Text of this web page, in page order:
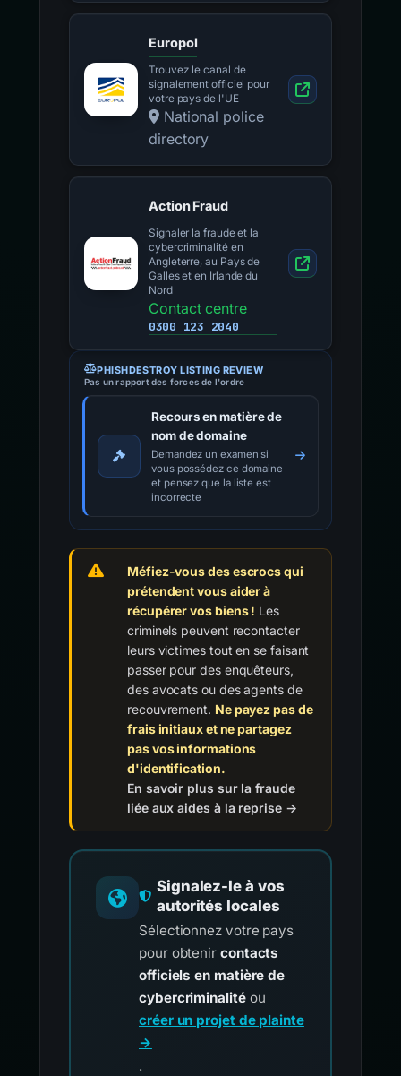
Europol
Trouvez le canal de
signalement officiel pour
votre pays de l'UE
National police
directory
Action Fraud
Signaler la fraude et la
cybercriminalité en
Angleterre, au Pays de
Galles et en Irlande du
Nord
Contact centre
0300 123 2040
PHISHDESTROY LISTING REVIEW
Pas un rapport des forces de l'ordre
Recours en matière de
nom de domaine
Demandez un examen si
vous possédez ce domaine
et pensez que la liste est
incorrecte
Méfiez-vous des escrocs qui
prétendent vous aider à
récupérer vos biens ! Les
criminels peuvent recontacter
leurs victimes tout en se faisant
passer pour des enquêteurs,
des avocats ou des agents de
recouvrement. Ne payez pas de
frais initiaux et ne partagez
pas vos informations
d'identification.
En savoir plus sur la fraude
liée aux aides à la reprise →
Signalez-le à vos
autorités locales
Sélectionnez votre pays
pour obtenir contacts
officiels en matière de
cybercriminalitéou
créer un projet de plainte
→
.